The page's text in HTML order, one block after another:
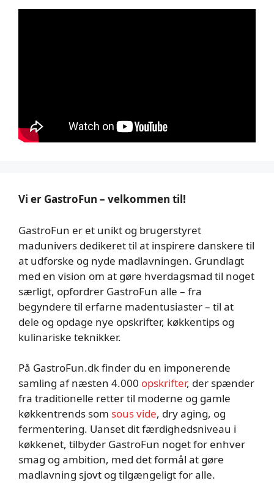
Vi er GastroFun – velkommen til!
GastroFun er et unikt og brugerstyret
madunivers dedikeret til at inspirere danskere til
at udforske og nyde madlavningen. Grundlagt
med en vision om at gøre hverdagsmad til noget
særligt, opfordrer GastroFun alle – fra
begyndere til erfarne madentusiaster – til at
dele og opdage nye opskrifter, køkkentips og
kulinariske teknikker.
På GastroFun.dk finder du en imponerende
samling af næsten 4.000 opskrifter, der spænder
fra traditionelle retter til moderne og gamle
køkkentrends som sous vide, dry aging, og
fermentering. Uanset dit færdighedsniveau i
køkkenet, tilbyder GastroFun noget for enhver
smag og ambition, med det formål at gøre
madlavning sjovt og tilgængeligt for alle.